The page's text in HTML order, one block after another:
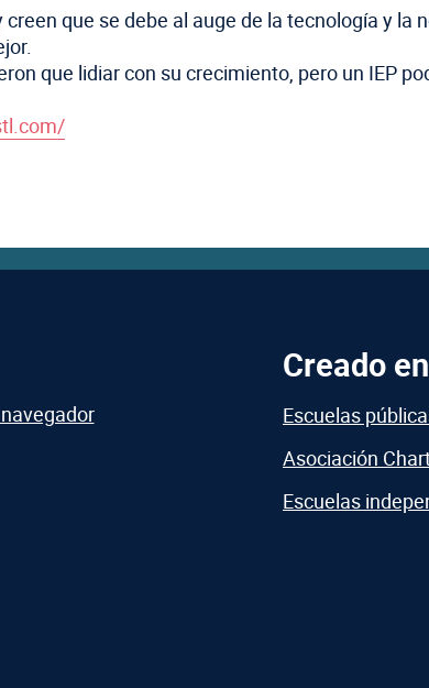
que se debe al auge de la tecnología y la
que lidiar con su crecimiento, pero un IEP
Creado
Escuelas
Asociación
Escuelas